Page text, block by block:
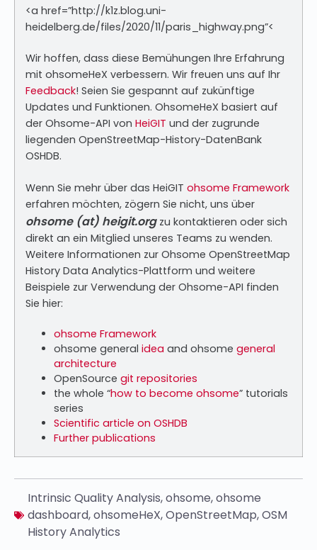
<a href=”http://k1z.blog.uni-
heidelberg.de/files/2020/11/paris_highway.png”<
Wir hoffen, dass diese Bemühungen Ihre Erfahrung
mit ohsomeHeX verbessern. Wir freuen uns auf Ihr
Feedback! Seien Sie gespannt auf zukünftige
Updates und Funktionen. OhsomeHeX basiert auf
der Ohsome-API von HeiGIT und der zugrunde
liegenden OpenStreetMap-History-DatenBank
OSHDB.
Wenn Sie mehr über das HeiGIT ohsome Framework
erfahren möchten, zögern Sie nicht, uns über
ohsome (at) heigit.org zu kontaktieren oder sich
direkt an ein Mitglied unseres Teams zu wenden.
Weitere Informationen zur Ohsome OpenStreetMap
History Data Analytics-Plattform und weitere
Beispiele zur Verwendung der Ohsome-API finden
Sie hier:
ohsome Framework
ohsome general idea and ohsome general
architecture
OpenSource git repositories
the whole “how to become ohsome” tutorials
series
Scientific article on OSHDB
Further publications
Intrinsic Quality Analysis,ohsome,ohsome
dashboard,ohsomeHeX,OpenStreetMap,OSM
History Analytics